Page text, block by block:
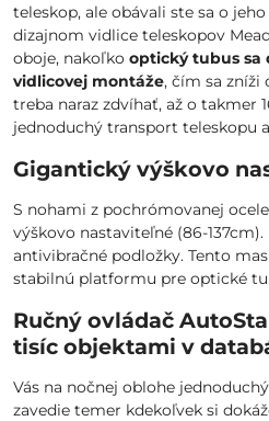
teleskop, ale obávali ste sa o
dizajnom vidlice teleskopov
oboje, nakoľko optický tubus sa
vidlicovej montáže, čím sa zníži
treba naraz zdvíhať, až o takmer
jednoduchý transport teleskopu
Gigantický výškovo
S nohami z pochrómovanej
výškovo nastaviteľné (86-
antivibračné podložky. Tento
stabilnú platformu pre optické
Ručný ovládač
tisíc objektami v
Vás na nočnej oblohe
zavedie temer kdekoľvek si